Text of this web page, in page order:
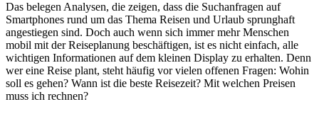
Das belegen Analysen, die zeigen, dass die Suchanfragen auf
Smartphones rund um das Thema Reisen und Urlaub sprunghaft
angestiegen sind. Doch auch wenn sich immer mehr Menschen
mobil mit der Reiseplanung beschäftigen, ist es nicht einfach, alle
wichtigen Informationen auf dem kleinen Display zu erhalten. Denn
wer eine Reise plant, steht häufig vor vielen offenen Fragen: Wohin
soll es gehen? Wann ist die beste Reisezeit? Mit welchen Preisen
muss ich rechnen?